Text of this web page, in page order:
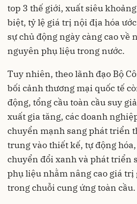
top 3 thế giới, xuất siêu
biệt, tỷ lệ giá trị nội địa hóa
sự chủ động ngày càng cao về
nguyên phụ liệu trong nước.
Tuy nhiên, theo lãnh đạo Bộ
bối cảnh thương mại quốc tế
động, tổng cầu toàn cầu suy
xuất gia tăng, các doanh
chuyển mạnh sang phát triển
trung vào thiết kế, tự động
chuyển đổi xanh và phát triển
phụ liệu nhằm nâng cao giá trị
trong chuỗi cung ứng toàn cầu.